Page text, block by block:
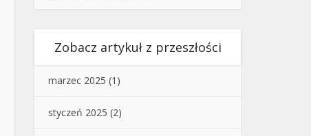
Zobacz artykuł z przeszłości
marzec 2025 (1)
styczeń 2025 (2)